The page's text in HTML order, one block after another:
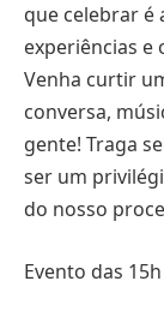
que celebrar
experiências e
Venha curtir
conversa,
gente! Traga
ser um
do nosso
Evento das